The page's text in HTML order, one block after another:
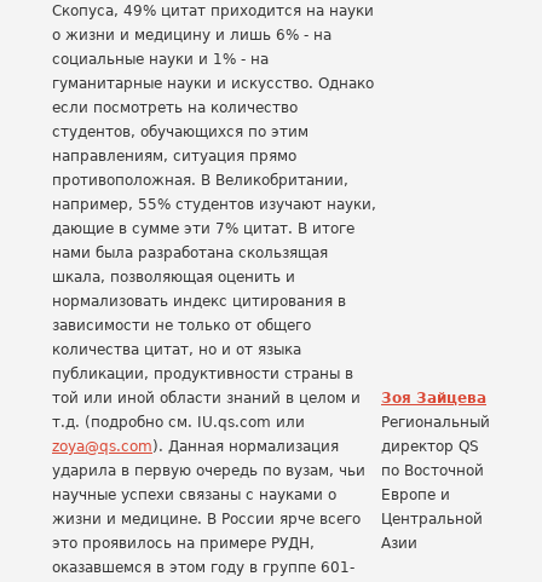
Скопуса, 49% цитат приходится на науки
о жизни и медицину и лишь 6% - на
социальные науки и 1% - на
гуманитарные науки и искусство. Однако
если посмотреть на количество
студентов, обучающихся по этим
направлениям, ситуация прямо
противоположная. В Великобритании,
например, 55% студентов изучают науки,
дающие в сумме эти 7% цитат. В итоге
нами была разработана скользящая
шкала, позволяющая оценить и
нормализовать индекс цитирования в
зависимости не только от общего
количества цитат, но и от языка
публикации, продуктивности страны в
той или иной области знаний в целом и
т.д. (подробно см. IU.qs.com или
zoya@qs.com). Данная нормализация
ударила в первую очередь по вузам, чьи
научные успехи связаны с науками о
жизни и медицине. В России ярче всего
это проявилось на примере РУДН,
оказавшемся в этом году в группе 601-
Зоя Зайцева
Региональный
директор QS
по Восточной
Европе и
Центральной
Азии